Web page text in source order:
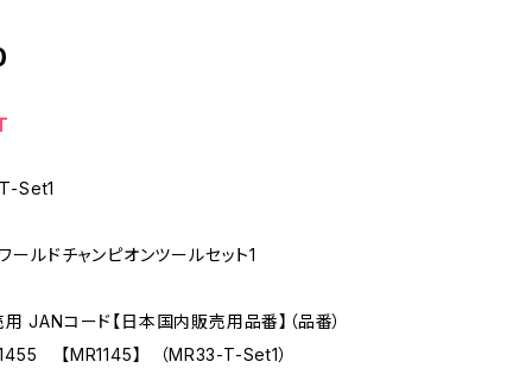
Set1
ールドチャンピオンツールセット1
JANコード【日本国内販売用品番】（品番）
【MR1145】 （MR33-T-Set1）